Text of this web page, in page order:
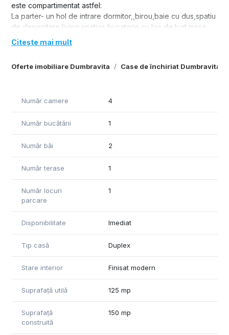
Oferte imobiliare Dumbravita Case de închiriat Dumbravita
este compartimentat astfel:
La parter- un hol de intrare dormitor,,birou,baie cu dus,spatiu
de depozitare,living spatios,bucatarie cu loc de luat masa;
L a etaj- 2 dormitoare,dressing,hol generos,baie cu vana,
balcon
ornamentali.
Citește mai mult
Număr camere 4
Număr bucătării 1
Număr băi 2
Număr terase 1
Număr locuri
parcare
1
Disponibilitate Imediat
Tip casă Duplex
Stare interior Finisat modern
Suprafață utilă 125 mp
Suprafață
construită
150 mp